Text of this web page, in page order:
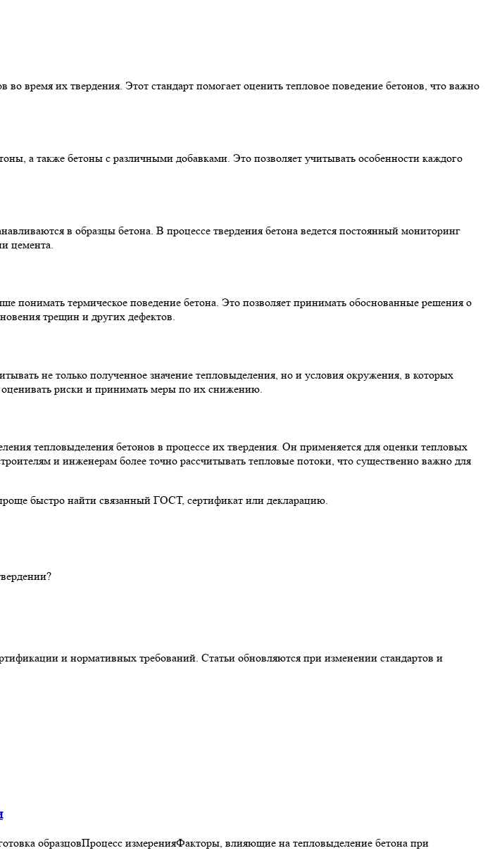
время их твердения. Этот стандарт помогает оценить тепловое поведение бетонов, что важно
а также бетоны с различными добавками. Это позволяет учитывать особенности каждого
в образцы бетона. В процессе твердения бетона ведется постоянный мониторинг
цемента.
понимать термическое поведение бетона. Это позволяет принимать обоснованные решения о
трещин и других дефектов.
не только полученное значение тепловыделения, но и условия окружения, в которых
оценивать риски и принимать меры по их снижению.
тепловыделения бетонов в процессе их твердения. Он применяется для оценки тепловых
и инженерам более точно рассчитывать тепловые потоки, что существенно важно для
быстро найти связанный ГОСТ, сертификат или декларацию.
и нормативных требований. Статьи обновляются при изменении стандартов и
образцовПроцесс измеренияФакторы, влияющие на тепловыделение бетона при